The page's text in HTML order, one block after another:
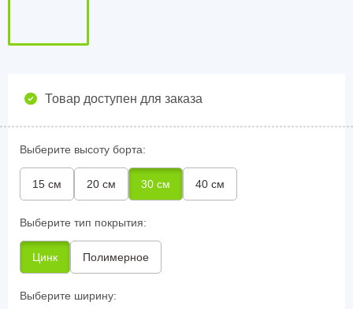
Товар доступен для заказа
Выберите высоту борта:
15 см 20 см 30 см 40 см
Выберите тип покрытия:
Цинк Полимерное
Выберите ширину: